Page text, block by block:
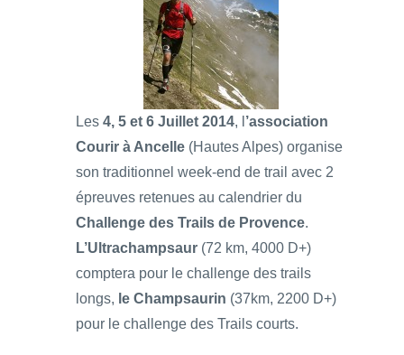
Les 4, 5 et 6 Juillet 2014, l ’association
Courir à Ancelle (Hautes Alpes) organise
son traditionnel week-end de trail avec 2
épreuves retenues au calendrier du
Challenge des Trails de Provence.
L’Ultrachampsaur (72 km, 4000 D+)
comptera pour le challenge des trails
longs, le Champsaurin (37km, 2200 D+)
pour le challenge des Trails courts.